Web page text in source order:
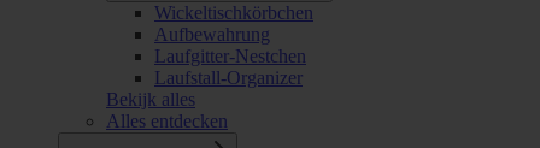
Wickeltischkörbchen
Aufbewahrung
Laufgitter-Nestchen
Laufstall-Organizer
Bekijk alles
Alles entdecken